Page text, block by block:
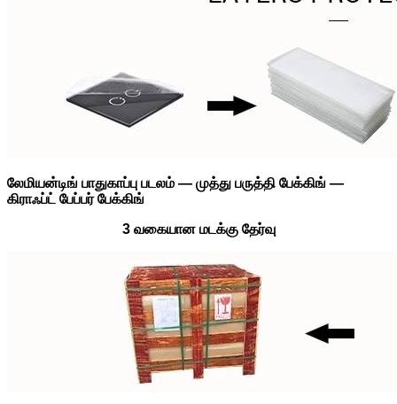
லேமியன்டிங் பாதுகாப்பு படலம் — முத்து பருத்தி பேக்கிங் —
கிராஃப்ட் பேப்பர் பேக்கிங்
3 வகையான மடக்கு தேர்வு